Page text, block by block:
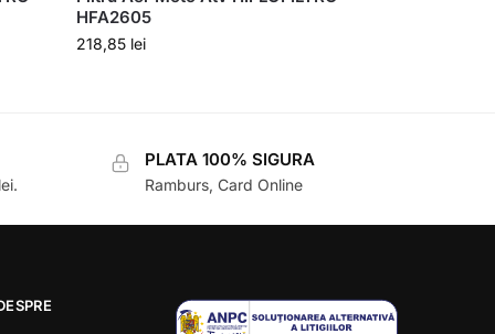
HFA2605
218,85 lei
PLATA 100% SIGURA
Ramburs, Card Online